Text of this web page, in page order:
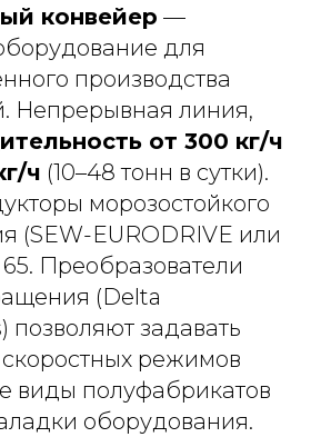
конвейер —
для
производства
Непрерывная линия,
от 300 кг/ч
ч (10–48 тонн в сутки).
морозостойкого
(SEW-EURODRIVE или
65. Преобразователи
(Delta
позволяют задавать
скоростных режимов
виды полуфабрикатов
оборудования.